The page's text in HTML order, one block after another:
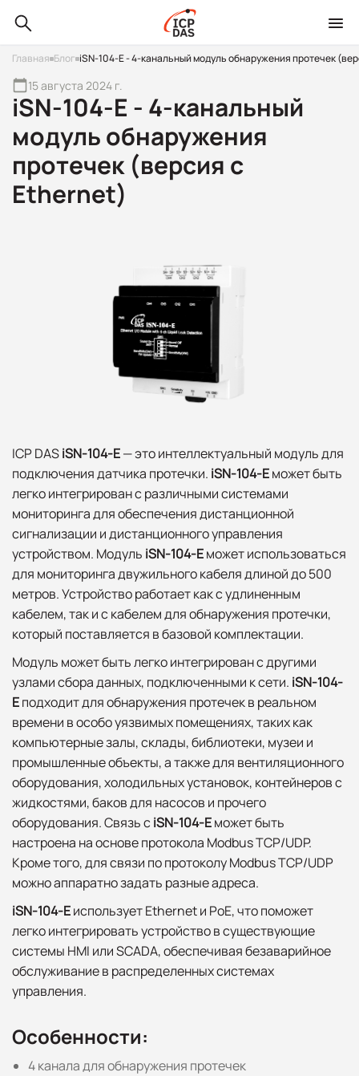
Главная Блог iSN-104-E - 4-канальный модуль обнаружения протечек
iSN-104-E - 4-канальный
модуль обнаружения
протечек (версия с
Ethernet)
15 августа 2024 г.
ICP DASiSN-104-E— это интеллектуальный модуль для
подключения датчика протечки. iSN-104-Eможет быть
легко интегрирован с различными системами
мониторинга для обеспечения дистанционной
сигнализации и дистанционного управления
устройством. Модуль iSN-104-Eможет использоваться
для мониторинга двужильного кабеля длиной до 500
метров. Устройство работает как с удлиненным
кабелем, так и с кабелем для обнаружения протечки,
который поставляется в базовой комплектации.
Модуль может быть легко интегрирован с другими
узлами сбора данных, подключенными к сети. iSN-104-
Eподходит для обнаружения протечек в реальном
времени в особо уязвимых помещениях, таких как
компьютерные залы, склады, библиотеки, музеи и
промышленные объекты, а также для вентиляционного
оборудования, холодильных установок, контейнеров с
жидкостями, баков для насосов и прочего
оборудования. Связь сiSN-104-Eможет быть
настроена на основе протокола Modbus TCP/UDP.
Кроме того, для связи по протоколу Modbus TCP/UDP
можно аппаратно задать разные адреса.
iSN-104-Eиспользует Ethernet и PoE, что поможет
легко интегрировать устройство в существующие
системы HMI или SCADA, обеспечивая безаварийное
обслуживание в распределенных системах
управления.
Особенности:
4 канала для обнаружения протечек